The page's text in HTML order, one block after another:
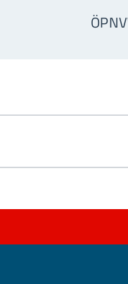
ÖPNV